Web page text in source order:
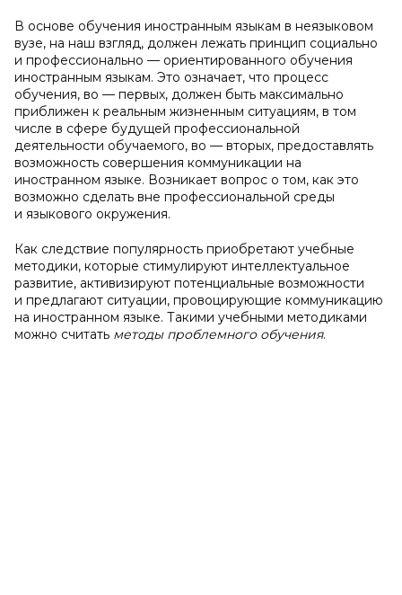
В основе обучения иностранным языкам в неязыковом
вузе, на наш взгляд, должен лежать принцип социально
и профессионально — ориентированного обучения
иностранным языкам. Это означает, что процесс
обучения, во — первых, должен быть максимально
приближен к реальным жизненным ситуациям, в том
числе в сфере будущей профессиональной
деятельности обучаемого, во — вторых, предоставлять
возможность совершения коммуникации на
иностранном языке. Возникает вопрос о том, как это
возможно сделать вне профессиональной среды
и языкового окружения.
Как следствие популярность приобретают учебные
методики, которые стимулируют интеллектуальное
развитие, активизируют потенциальные возможности
и предлагают ситуации, провоцирующие коммуникацию
на иностранном языке. Такими учебными методиками
можно считать методы проблемного обучения.